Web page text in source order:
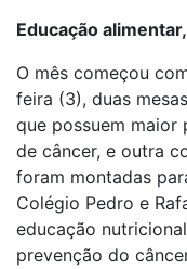
Educação
O mês começou
feira (3), duas
que possuem maior
de câncer, e outra
foram montadas
Colégio Pedro e
educação
prevenção do